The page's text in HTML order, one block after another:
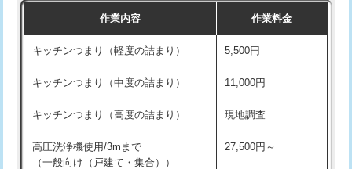
排水管工事（土の掘削・埋め戻し作
11,000円~
排水管工事（排水管工事/3ｍまで） 55,000円
排水管工事（追加 排水管工事/3ｍ超
+11,000円
マス交換（土の掘削・埋め戻し作業）
式・ワンホール）)
交換・取付(排水栓・排水トラップ
22,000円+材料費
作業内容 作業料金
キッチンつまり（軽度の詰まり） 5,500円
キッチンつまり（中度の詰まり） 11,000円
キッチンつまり（高度の詰まり） 現地調査
高圧洗浄機使用/3mまで
（一般向け（戸建て・集合））
27,500円～